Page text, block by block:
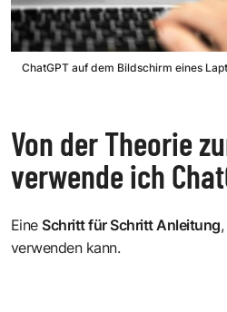
ChatGPT auf dem Bildschirm eines
Von der Theorie
verwende ich
EineSchritt für Schritt Anleitung
verwenden kann.